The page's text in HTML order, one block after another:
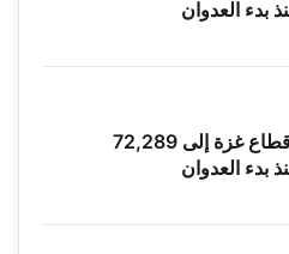
ارتفاع حصيلة الشهداء في قطاع غزة إلى 72,289